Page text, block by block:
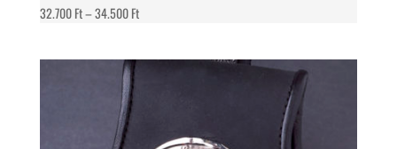
32.700Ft–34.500FtÁrtartomány: